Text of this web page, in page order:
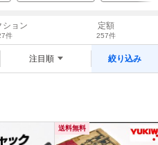
ション
件
定額
257件
注目順 絞り込み
送料無料